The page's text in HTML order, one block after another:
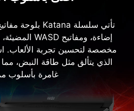
غامرة بأسلوب